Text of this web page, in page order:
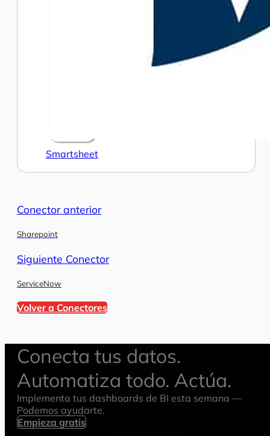
Smartsheet
Conector anterior
Sharepoint
Siguiente Conector
ServiceNow
Volver a Conectores
Conecta tus datos.
Automatiza todo. Actúa.
Implementa tus dashboards de BI esta semana —
Podemos ayudarte.
Empieza gratis